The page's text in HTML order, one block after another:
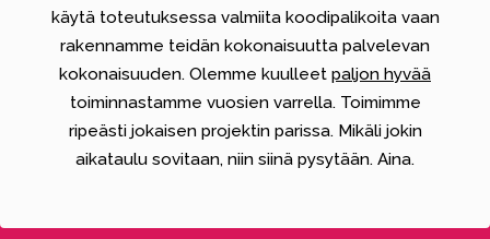
käytä toteutuksessa valmiita koodipalikoita vaan
rakennamme teidän kokonaisuutta palvelevan
kokonaisuuden. Olemme kuulleet paljon hyvää
toiminnastamme vuosien varrella. Toimimme
ripeästi jokaisen projektin parissa. Mikäli jokin
aikataulu sovitaan, niin siinä pysytään. Aina.